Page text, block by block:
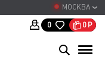
МОСКВА
0 0 Р